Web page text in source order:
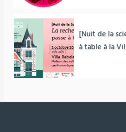
[Nuit de la
à table à la